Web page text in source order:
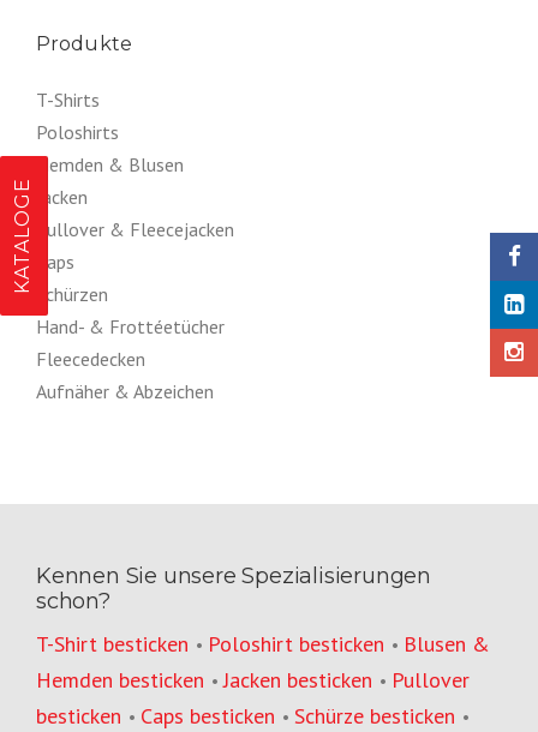
Produkte
T-Shirts
Poloshirts
Hemden & Blusen
Jacken
Pullover & Fleecejacken
Caps
Schürzen
Hand- & Frottéetücher
Fleecedecken
Aufnäher & Abzeichen
KATALOGE
Kennen Sie unsere Spezialisierungen
schon?
T-Shirt besticken • Poloshirt besticken • Blusen &
Hemden besticken •Jacken besticken • Pullover
besticken • Caps besticken • Schürze besticken •